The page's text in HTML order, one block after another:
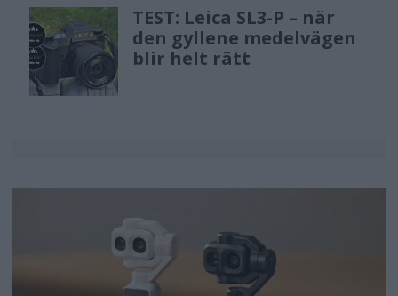
source in the shooting environment
with high precision and adjusting
to appropriate color tones, it enables
natural and stable color reproduction,
Versatile Video
Capabilities
Expanding creative possibilities for
TEST: Leica SL3-P – när
den gyllene medelvägen
blir helt rätt